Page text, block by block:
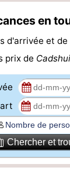
en
d'arrivée et
prix de
Chercher et